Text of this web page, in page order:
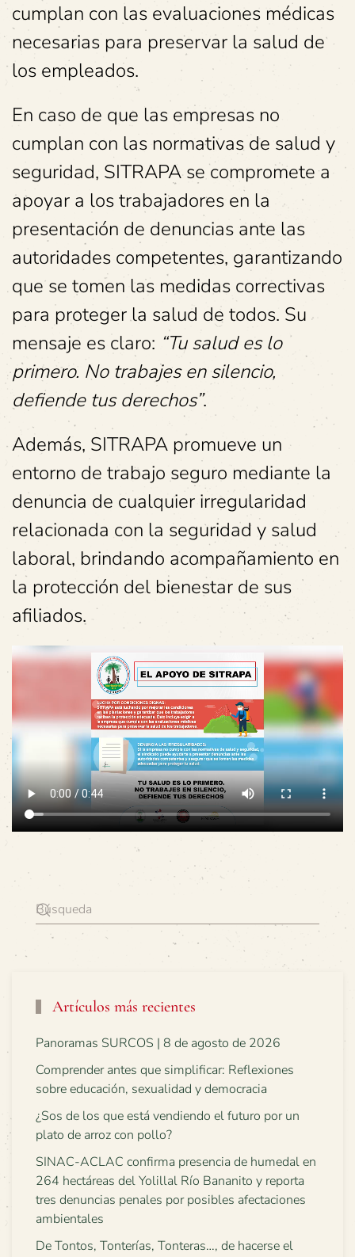
cumplan con las evaluaciones médicas
necesarias para preservar la salud de
los empleados.
En caso de que las empresas no
cumplan con las normativas de salud y
seguridad, SITRAPA se compromete a
apoyar a los trabajadores en la
presentación de denuncias ante las
autoridades competentes, garantizando
que se tomen las medidas correctivas
para proteger la salud de todos. Su
mensaje es claro: “Tu salud es lo
primero. No trabajes en silencio,
defiende tus derechos”.
Además, SITRAPA promueve un
entorno de trabajo seguro mediante la
denuncia de cualquier irregularidad
relacionada con la seguridad y salud
laboral, brindando acompañamiento en
la protección del bienestar de sus
afiliados.
Artículos más recientes
Panoramas SURCOS | 8 de agosto de 2026
Comprender antes que simplificar: Reflexiones
sobre educación, sexualidad y democracia
¿Sos de los que está vendiendo el futuro por un
plato de arroz con pollo?
SINAC-ACLAC confirma presencia de humedal en
264 hectáreas del Yolillal Río Bananito y reporta
tres denuncias penales por posibles afectaciones
ambientales
De Tontos, Tonterías, Tonteras…, de hacerse el